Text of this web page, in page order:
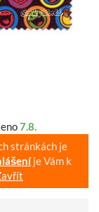
7.8.
stránkách je
je Vám k